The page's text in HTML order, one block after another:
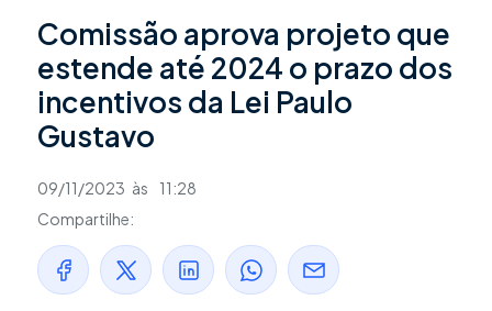
Comissão aprova projeto que
estende até 2024 o prazo dos
incentivos da Lei Paulo
Gustavo
09/11/2023 às
11:28
Compartilhe: